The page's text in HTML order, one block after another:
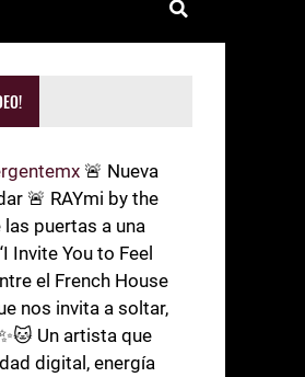
🚨 Nueva
🚨 RAYmi by the
puertas a una
Invite You to Feel
el French House
nos invita a soltar,
Un artista que
digital, energía